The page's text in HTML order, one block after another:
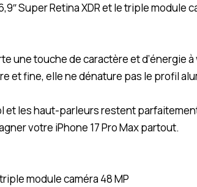
Super Retina XDR et le triple module
une touche de caractère et d’énergie
et fine, elle ne dénature pas le profil
et les haut-parleurs restent
votre iPhone 17 Pro Max partout.
module caméra 48 MP